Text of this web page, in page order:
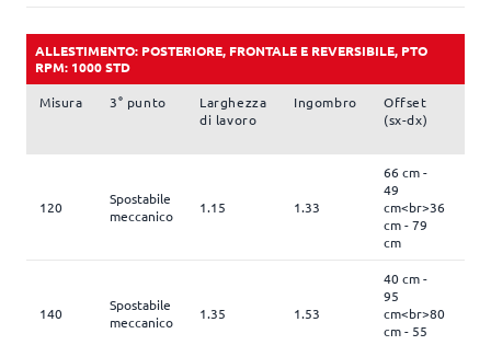
ALLESTIMENTO: POSTERIORE, FRONTALE E REVERSIBILE, PTO
RPM: 1000 STD
Misura
3° punto
Larghezza
di lavoro
Ingombro
Offset
(sx-dx)
120
Spostabile
meccanico
1.15 1.33
66 cm -
49
cm<br>36
cm - 79
cm
140
Spostabile
meccanico
1.35 1.53
40 cm -
95
cm<br>80
cm - 55